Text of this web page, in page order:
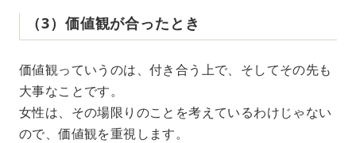
（3）価値観が合ったとき
価値観っていうのは、付き合う上で、そしてその先も
大事なことです。
女性は、その場限りのことを考えているわけじゃない
ので、価値観を重視します。